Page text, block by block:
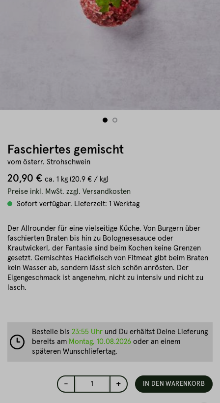
Faschiertes gemischt
vom österr. Strohschwein
20,90 € ca. 1 kg (20.9 € / kg)
Preise inkl. MwSt. zzgl. Versandkosten
Sofort verfügbar. Lieferzeit: 1 Werktag
Der Allrounder für eine vielseitige Küche. Von Burgern über
faschierten Braten bis hin zu Bolognesesauce oder
Krautwickerl, der Fantasie sind beim Kochen keine Grenzen
gesetzt. Gemischtes Hackfleisch von Fitmeat gibt beim Braten
kein Wasser ab, sondern lässt sich schön anrösten. Der
Eigengeschmack ist angenehm, nicht zu intensiv und nicht zu
lasch.
- 1 + IN DEN WARENKORB
Bestelle bis 23:55 Uhr und Du erhältst Deine Lieferung
bereits am Montag, 10.08.2026 oder an einem
späteren Wunschliefertag.